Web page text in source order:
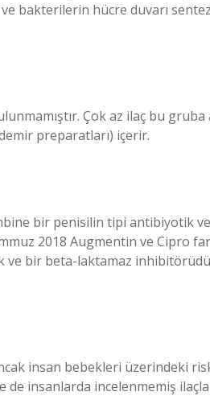
bakterilerin hücre duvarı
Çok az ilaç bu
preparatları) içerir.
bir penisilin tipi antibiyotik
2018 Augmentin ve Cipro
bir beta-laktamaz
insan bebekleri üzerindeki
de insanlarda incelenmemiş